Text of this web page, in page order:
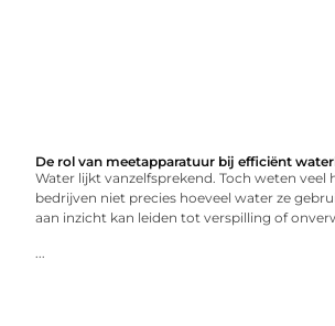
De rol van meetapparatuur bij efficiënt
Water lijkt vanzelfsprekend. Toch weten veel
bedrijven niet precies hoeveel water ze
aan inzicht kan leiden tot verspilling of
...